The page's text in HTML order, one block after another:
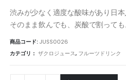
渋みが少なく適度な酸味があり日本
そのまま飲んでも、炭酸で割っても
商品コード:JUSS0026
カテゴリ： ザクロジュース, フルーツドリンク